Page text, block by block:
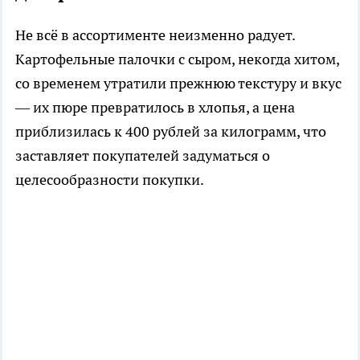
Не всё в ассортименте неизменно радует.
Картофельные палочки с сыром, некогда хитом,
со временем утратили прежнюю текстуру и вкус
— их пюре превратилось в хлопья, а цена
приблизилась к 400 рублей за килограмм, что
заставляет покупателей задуматься о
целесообразности покупки.